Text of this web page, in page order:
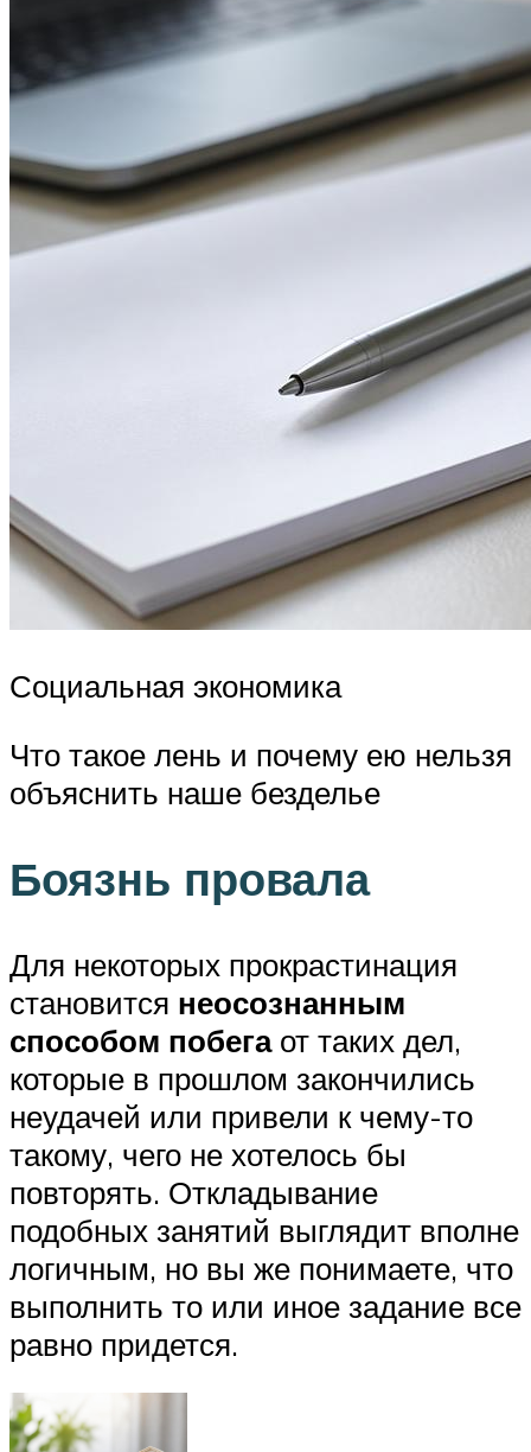
Социальная экономика
Что такое лень и почему ею нельзя
объяснить наше безделье
Боязнь провала
Для некоторых прокрастинация
становится неосознанным
способом побегаот таких дел,
которые в прошлом закончились
неудачей или привели к чему-то
такому, чего не хотелось бы
повторять. Откладывание
подобных занятий выглядит вполне
логичным, но вы же понимаете, что
выполнить то или иное задание все
равно придется.